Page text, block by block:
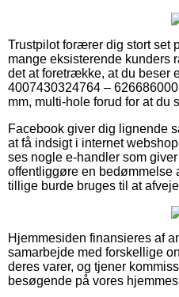
Trustpilot forærer dig stort set
mange eksisterende kunders
det at foretrække, at du beser
4007430324764 –
mm, multi-hole forud for at du
Facebook giver dig lignende
at få indsigt i internet
ses nogle e-handler som
offentliggøre en bedømmelse
tillige burde bruges til at
Hjemmesiden finansieres af
samarbejde med forskellige
deres varer, og tjener
besøgende på vores